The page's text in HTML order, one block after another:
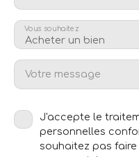
Acheter un bien
Vous souhaitez
Votre message
J'accepte le
personnelles
souhaitez pas